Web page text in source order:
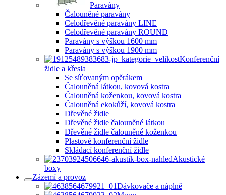
Paravány
Čalouněné paravány
Celodřevěné paravány LINE
Celodřevěné paravány ROUND
Paravány s výškou 1600 mm
Paravány s výškou 1900 mm
Konferenční
židle a křesla
Se síťovaným opěrákem
Čalouněná látkou, kovová kostra
Čalouněná koženkou, kovová kostra
Čalouněná ekokůží, kovová kostra
Dřevěné židle
Dřevěné židle čalouněné látkou
Dřevěné židle čalouněné koženkou
Plastové konferenční židle
Skládací konferenční židle
Akustické
boxy
Zázemí a provoz
Dávkovače a náplně